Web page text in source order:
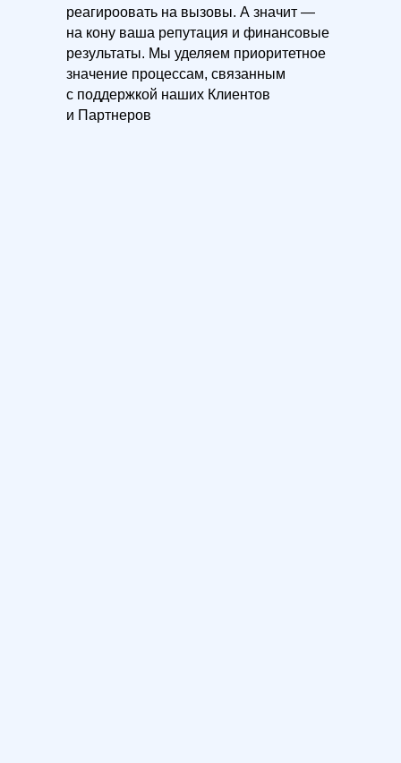
реагироовать на вызовы. А значит —
на кону ваша репутация и финансовые
результаты. Мы уделяем приоритетное
значение процессам, связанным
с поддержкой наших Клиентов
и Партнеров